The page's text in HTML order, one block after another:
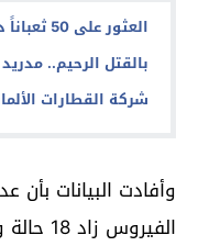
العثور على 50 ثعباناً داخل منزل بمدينة فولدا
بالقتل الرحيم.. مدريد تعتزم
شركة القطارات الألمانية
وأفادت البيانات بأن
الفيروس زاد 18 حالة وفاة ليبلغ مجملها 8781.